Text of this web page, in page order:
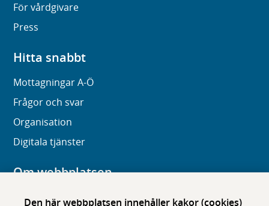
Den här webbplatsen innehåller kakor (cookies)
För vårdgivare
Press
Hitta snabbt
Mottagningar A-Ö
Frågor och svar
Organisation
Digitala tjänster
Om webbplatsen
Om karolinska.se